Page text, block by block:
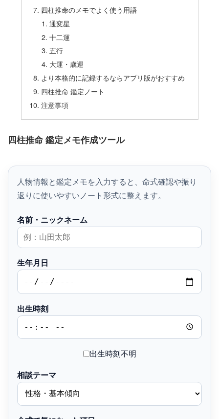
四柱推命のメモでよく使う用語
通変星
十二運
五行
大運・歳運
より本格的に記録するならアプリ版がおすすめ
四柱推命 鑑定ノート
注意事項
四柱推命 鑑定メモ作成ツール
人物情報と鑑定メモを入力すると、命式確認や振り
返りに使いやすいノート形式に整えます。
名前・ニックネーム
生年月日
出生時刻
出生時刻不明
相談テーマ